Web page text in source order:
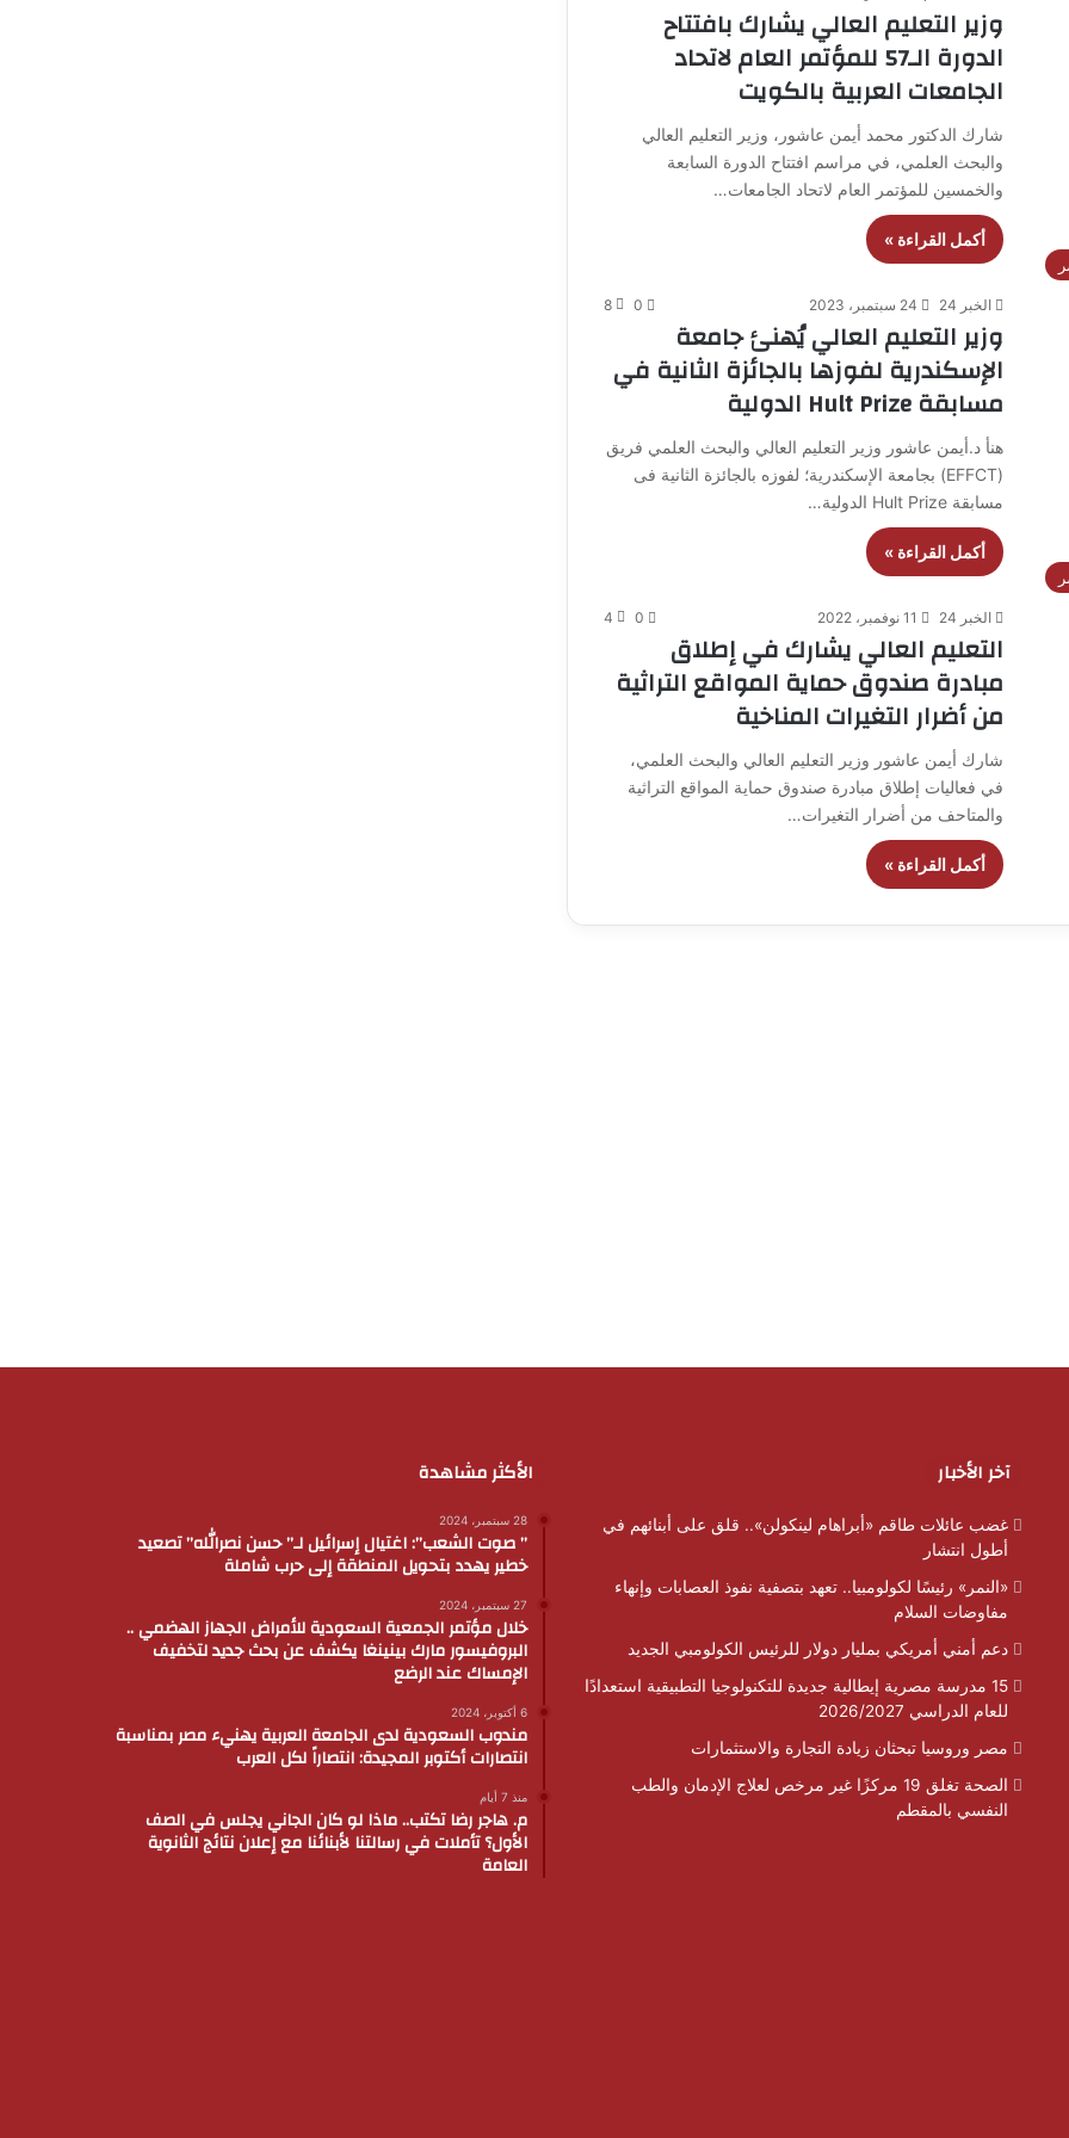
وزير التعليم العالي يشارك بافتتاح
الدورة الـ57 للمؤتمر العام لاتحاد
الجامعات العربية بالكويت
شارك الدكتور محمد أيمن عاشور، وزير التعليم العالي
والبحث العلمي، في مراسم افتتاح الدورة السابعة
والخمسين للمؤتمر العام لاتحاد الجامعات…
أكمل القراءة »
الخبر 24 24 سبتمبر، 2023 0
8
وزير التعليم العالي يُهنئ جامعة
الإسكندرية لفوزها بالجائزة الثانية في
مسابقة Hult Prize الدولية
هنأ د.أيمن عاشور وزير التعليم العالي والبحث العلمي فريق
(EFFCT) بجامعة الإسكندرية؛ لفوزه بالجائزة الثانية فى
مسابقة Hult Prize الدولية…
أكمل القراءة »
الخبر 24 11 نوفمبر، 2022 0
4
التعليم العالي يشارك في إطلاق
مبادرة صندوق حماية المواقع التراثية
من أضرار التغيرات المناخية
شارك أيمن عاشور وزير التعليم العالي والبحث العلمي،
في فعاليات إطلاق مبادرة صندوق حماية المواقع التراثية
والمتاحف من أضرار التغيرات…
أكمل القراءة »
آخر الأخبار
غضب عائلات طاقم «أبراهام لينكولن».. قلق على أبنائهم في
أطول انتشار
«النمر» رئيسًا لكولومبيا.. تعهد بتصفية نفوذ العصابات وإنهاء
مفاوضات السلام
دعم أمني أمريكي بمليار دولار للرئيس الكولومبي الجديد
15 مدرسة مصرية إيطالية جديدة للتكنولوجيا التطبيقية استعدادًا
للعام الدراسي 2026/2027
مصر وروسيا تبحثان زيادة التجارة والاستثمارات
الصحة تغلق 19 مركزًا غير مرخص لعلاج الإدمان والطب
النفسي بالمقطم
الأكثر مشاهدة
28 سبتمبر، 2024
” صوت الشعب”: اغتيال إسرائيل لـ” حسن نصرالله” تصعيد
خطير يهدد بتحويل المنطقة إلى حرب شاملة
27 سبتمبر، 2024
خلال مؤتمر الجمعية السعودية للأمراض الجهاز الهضمي ..
البروفيسور مارك بينينغا يكشف عن بحث جديد لتخفيف
الإمساك عند الرضع
6 أكتوبر، 2024
مندوب السعودية لدى الجامعة العربية يهنيء مصر بمناسبة
انتصارات أكتوبر المجيدة: انتصاراً لكل العرب
منذ 7 أيام
م. هاجر رضا تكتب.. ماذا لو كان الجاني يجلس في الصف
الأول؟ تأملات في رسالتنا لأبنائنا مع إعلان نتائج الثانوية
العامة